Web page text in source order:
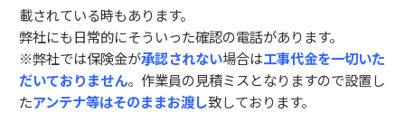
載されている時もあります。
弊社にも日常的にそういった確認の電話があります。
※弊社では保険金が承認されない場合は工事代金を一切いた
だいておりません。作業員の見積ミスとなりますので設置し
たアンテナ等はそのままお渡し致しております。